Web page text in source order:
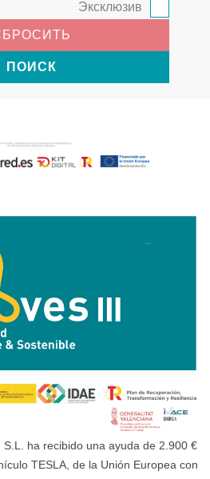
Эксклюзив
ПОИСК
S.L. ha recibido una ayuda de 2.900 €
TESLA, de la Unión Europea con